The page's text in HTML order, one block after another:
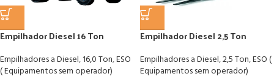
Empilhador Diesel 16 Ton
Empilhadores a Diesel,16,0 Ton,ESO
( Equipamentos sem operador)
Empilhador Diesel 2,5 Ton
Empilhadores a Diesel,2,5 Ton,ESO (
Equipamentos sem operador)